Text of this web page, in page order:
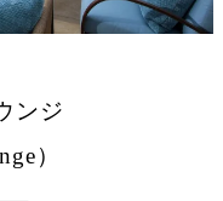
ンジ
）